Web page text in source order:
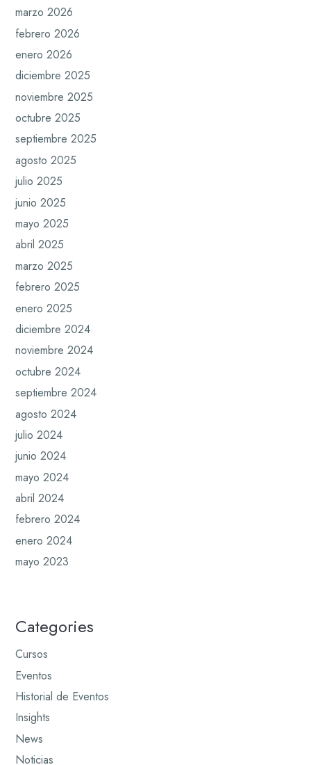
marzo 2026
febrero 2026
enero 2026
diciembre 2025
noviembre 2025
octubre 2025
septiembre 2025
agosto 2025
julio 2025
junio 2025
mayo 2025
abril 2025
marzo 2025
febrero 2025
enero 2025
diciembre 2024
noviembre 2024
octubre 2024
septiembre 2024
agosto 2024
julio 2024
junio 2024
mayo 2024
abril 2024
febrero 2024
enero 2024
mayo 2023
Categories
Cursos
Eventos
Historial de Eventos
Insights
News
Noticias